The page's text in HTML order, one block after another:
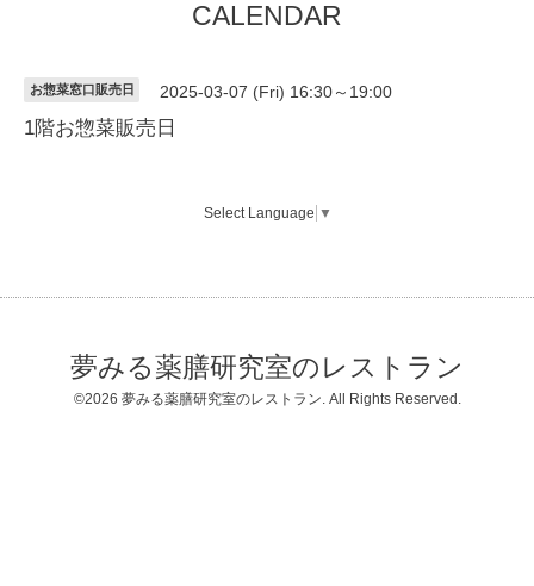
CALENDAR
お惣菜窓口販売日 2025-03-07 (Fri) 16:30～19:00
1階お惣菜販売日
Select Language ▼
夢みる薬膳研究室のレストラン
©2026 夢みる薬膳研究室のレストラン. All Rights Reserved.